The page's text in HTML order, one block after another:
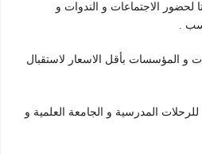
لحضور الاجتماعات و الندوات و
.
و المؤسسات بأقل الاسعار لاستقبال
المدرسية و الجامعة العلمية و